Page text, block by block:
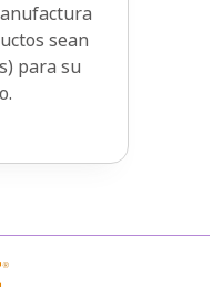
sean
para su